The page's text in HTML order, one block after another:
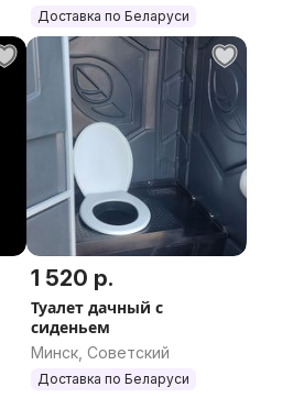
Доставка по Беларуси
1 520 р.
Туалет дачный с
сиденьем
Минск, Советский
Доставка по Беларуси